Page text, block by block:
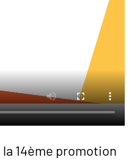
14ème promotion